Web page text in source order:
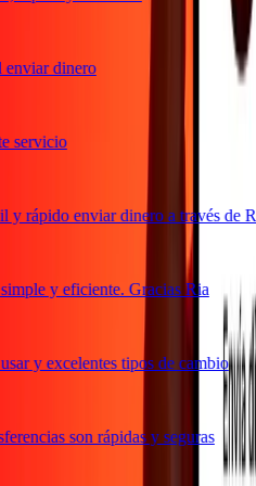
dinero
rápido enviar dinero a través de Ria
y eficiente. Gracias Ria
y excelentes tipos de cambio
son rápidas y seguras